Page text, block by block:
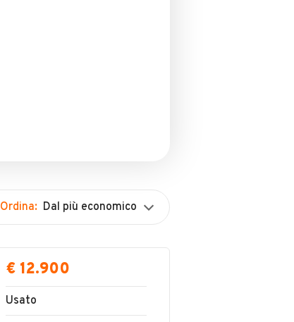
Ordina: Dal più economico
€ 12.900
Usato